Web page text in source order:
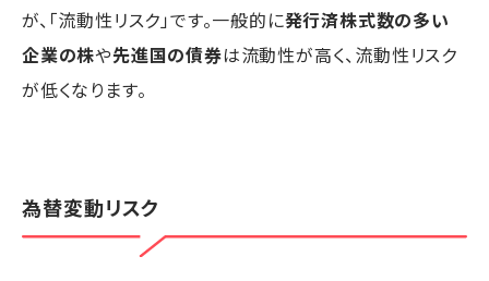
が、「流動性リスク」です。一般的に発行済株式数の多い
企業の株や先進国の債券は流動性が高く、流動性リスク
が低くなります。
為替変動リスク